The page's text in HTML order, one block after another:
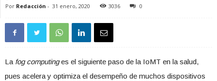
Por Redacción - 31 enero, 2020 3036 0
La fog computinges el siguiente paso de la IoMT en la salud,
pues acelera y optimiza el desempeño de muchos dispositivos